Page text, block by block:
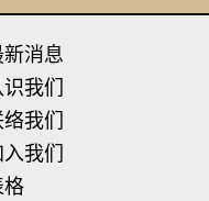
消息
我们
我们
入我们
格